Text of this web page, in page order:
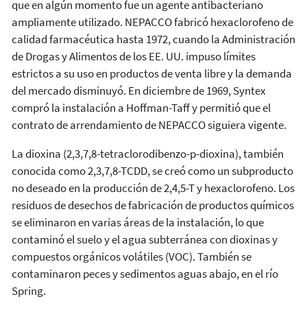
que en algún momento fue un agente antibacteriano
ampliamente utilizado. NEPACCO fabricó hexaclorofeno de
calidad farmacéutica hasta 1972, cuando la Administración
de Drogas y Alimentos de los EE. UU. impuso límites
estrictos a su uso en productos de venta libre y la demanda
del mercado disminuyó. En diciembre de 1969, Syntex
compró la instalación a Hoffman-Taff y permitió que el
contrato de arrendamiento de NEPACCO siguiera vigente.
La dioxina (2,3,7,8-tetraclorodibenzo-p-dioxina), también
conocida como 2,3,7,8-TCDD, se creó como un subproducto
no deseado en la producción de 2,4,5-T y hexaclorofeno. Los
residuos de desechos de fabricación de productos químicos
se eliminaron en varias áreas de la instalación, lo que
contaminó el suelo y el agua subterránea con dioxinas y
compuestos orgánicos volátiles (VOC). También se
contaminaron peces y sedimentos aguas abajo, en el río
Spring.